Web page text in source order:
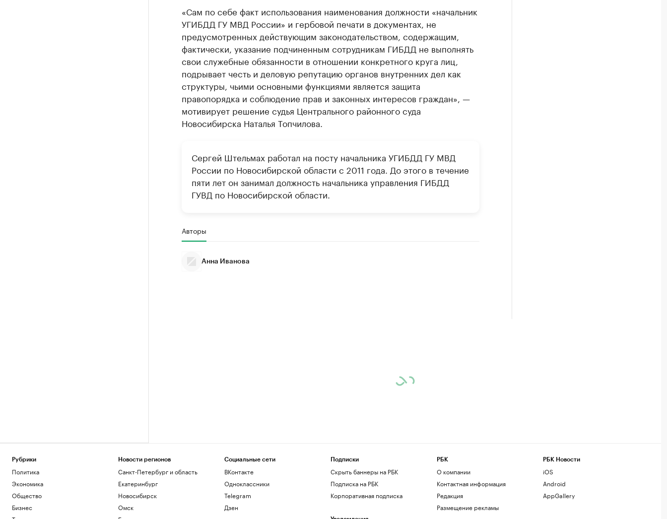
«Сам по себе факт использования наименования должности «начальник
УГИБДД ГУ МВД России» и гербовой печати в документах, не
предусмотренных действующим законодательством, содержащим,
фактически, указание подчиненным сотрудникам ГИБДД не выполнять
свои служебные обязанности в отношении конкретного круга лиц,
подрывает честь и деловую репутацию органов внутренних дел как
структуры, чьими основными функциями является защита
правопорядка и соблюдение прав и законных интересов граждан», —
мотивирует решение судья Центрального районного суда
Новосибирска Наталья Топчилова.
Сергей Штельмах работал на посту начальника УГИБДД ГУ МВД
России по Новосибирской области с 2011 года. До этого в течение
пяти лет он занимал должность начальника управления ГИБДД
ГУВД по Новосибирской области.
Авторы
Анна Иванова
Рубрики
Политика
Экономика
Общество
Бизнес
Новости регионов
Санкт-Петербург и область
Екатеринбург
Новосибирск
Омск
Социальные сети
ВКонтакте
Одноклассники
Telegram
Дзен
Подписки
Скрыть баннеры на РБК
Подписка на РБК
Корпоративная подписка
РБК
О компании
Контактная информация
Редакция
Размещение рекламы
РБК Новости
iOS
Android
AppGallery